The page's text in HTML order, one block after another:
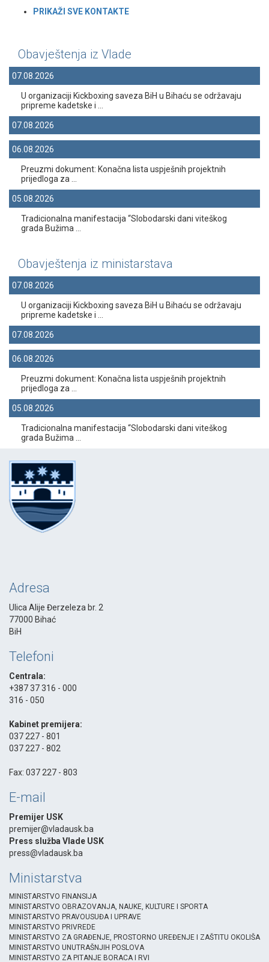
PRIKAŽI SVE KONTAKT E
Obavještenja iz Vlade
07.08.2026
U organizaciji Kickboxing saveza BiH u Bihaću se održavaju
pripreme kadetske i ...
07.08.2026
06.08.2026
Preuzmi dokument: Konačna lista uspješnih projektnih
prijedloga za ...
05.08.2026
Tradicionalna manifestacija “Slobodarski dani viteškog
grada Bužima ...
Obavještenja iz ministarstava
07.08.2026
U organizaciji Kickboxing saveza BiH u Bihaću se održavaju
pripreme kadetske i ...
07.08.2026
06.08.2026
Preuzmi dokument: Konačna lista uspješnih projektnih
prijedloga za ...
05.08.2026
Tradicionalna manifestacija “Slobodarski dani viteškog
grada Bužima ...
Adresa
Ulica Alije Đerzeleza br. 2
77000 Bihać
BiH
Telefoni
Centrala:
+387 37 316 - 000
316 - 050
Kabinet premijera:
037 227 - 801
037 227 - 802
Fax: 037 227 - 803
E-mail
Premijer USK
premijer@vladausk.ba
Press služba Vlade USK
press@vladausk.ba
Ministarstva
MINISTARSTVO FINANSIJA
MINISTARSTVO OBRAZOVANJA, NAUKE, KULTURE I SPORTA
MINISTARSTVO PRAVOUSUĐA I UPRAVE
MINISTARSTVO PRIVREDE
MINISTARSTVO ZA GRAĐENJE, PROSTORNO UREĐENJE I ZAŠTITU OKOLIŠA
MINISTARSTVO UNUTRAŠNJIH POSLOVA
MINISTARSTVO ZA PITANJE BORACA I RVI